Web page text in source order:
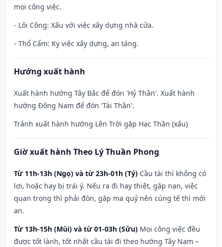
mọi công việc.
- Lôi Công: Xấu với việc xây dựng nhà cửa.
- Thổ Cẩm: Kỵ việc xây dựng, an táng.
Hướng xuất hành
Xuất hành hướng Tây Bắc để đón 'Hỷ Thần'. Xuất hành
hướng Đông Nam để đón 'Tài Thần'.
Tránh xuất hành hướng Lên Trời gặp Hạc Thần (xấu)
Giờ xuất hành Theo Lý Thuần Phong
Từ 11h-13h (Ngọ) và từ 23h-01h (Tý) Cầu tài thì không có
lợi, hoặc hay bị trái ý. Nếu ra đi hay thiệt, gặp nạn, việc
quan trọng thì phải đòn, gặp ma quỷ nên cúng tế thì mới
an.
Từ 13h-15h (Mùi) và từ 01-03h (Sửu) Mọi công việc đều
được tốt lành, tốt nhất cầu tài đi theo hướng Tây Nam –